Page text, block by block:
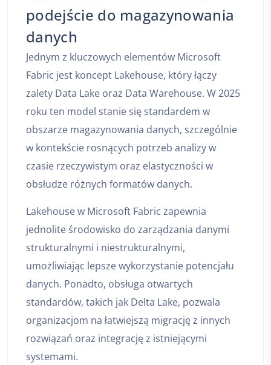
podejście do magazynowania
danych
Jednym z kluczowych elementów Microsoft
Fabric jest koncept Lakehouse, który łączy
zalety Data Lake oraz Data Warehouse. W 2025
roku ten model stanie się standardem w
obszarze magazynowania danych, szczególnie
w kontekście rosnących potrzeb analizy w
czasie rzeczywistym oraz elastyczności w
obsłudze różnych formatów danych.
Lakehouse w Microsoft Fabric zapewnia
jednolite środowisko do zarządzania danymi
strukturalnymi i niestrukturalnymi,
umożliwiając lepsze wykorzystanie potencjału
danych. Ponadto, obsługa otwartych
standardów, takich jak Delta Lake, pozwala
organizacjom na łatwiejszą migrację z innych
rozwiązań oraz integrację z istniejącymi
systemami.